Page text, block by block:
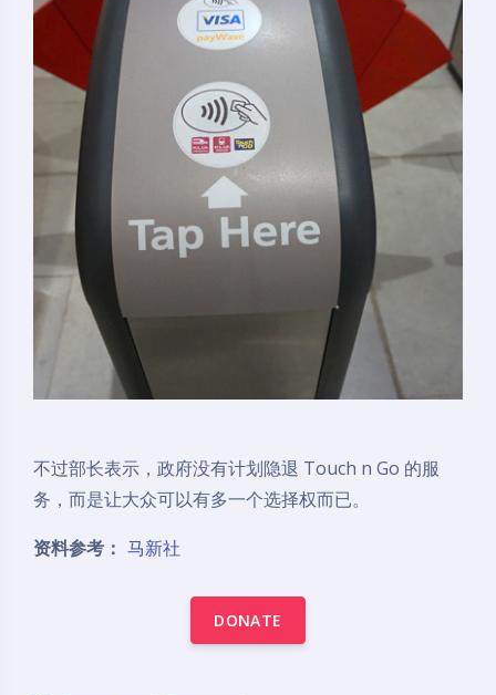
不过部长表示，政府没有计划隐退 Touch n Go 的服
务，而是让大众可以有多一个选择权而已。
资料参考： 马新社
DONATE